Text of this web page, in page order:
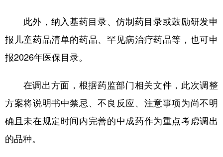
此外，纳入基药目录、仿制药目录或鼓励研发申
报儿童药品清单的药品、罕见病治疗药品等，也可申
报2026年医保目录。
在调出方面，根据药监部门相关文件，此次调整
方案将说明书中禁忌、不良反应、注意事项为尚不明
确且未在规定时间内完善的中成药作为重点考虑调出
的品种。